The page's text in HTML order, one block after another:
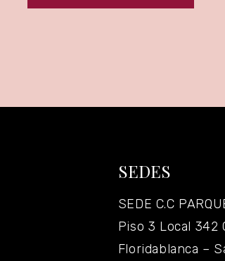
SEDES
SEDE C.C
Piso 3 Local 342
Floridablanca –